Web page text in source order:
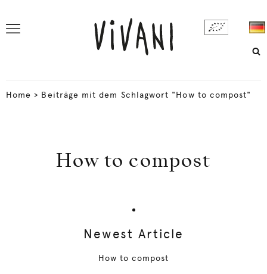
Home > Beiträge mit dem Schlagwort "How to compost"
How to compost
Newest Article
How to compost